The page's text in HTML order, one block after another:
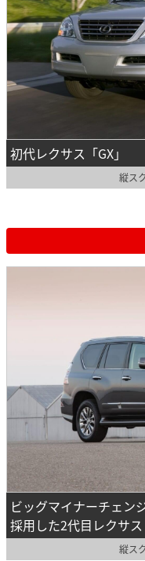
初代レクサス「GX」
縦ス
ビッグマイナーチェン
採用した2代目レクサス
縦ス